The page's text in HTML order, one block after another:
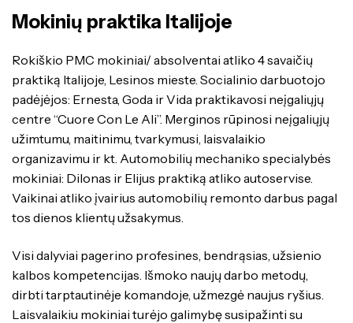
Mokinių praktika Italijoje
Rokiškio PMC mokiniai/ absolventai atliko 4 savaičių
praktiką Italijoje, Lesinos mieste. Socialinio darbuotojo
padėjėjos: Ernesta, Goda ir Vida praktikavosi neįgaliųjų
centre “Cuore Con Le Ali”. Merginos rūpinosi neįgaliųjų
užimtumu, maitinimu, tvarkymusi, laisvalaikio
organizavimu ir kt. Automobilių mechaniko specialybės
mokiniai: Dilonas ir Elijus praktiką atliko autoservise.
Vaikinai atliko įvairius automobilių remonto darbus pagal
tos dienos klientų užsakymus.
Visi dalyviai pagerino profesines, bendrąsias, užsienio
kalbos kompetencijas. Išmoko naujų darbo metodų,
dirbti tarptautinėje komandoje, užmezgė naujus ryšius.
Laisvalaikiu mokiniai turėjo galimybę susipažinti su